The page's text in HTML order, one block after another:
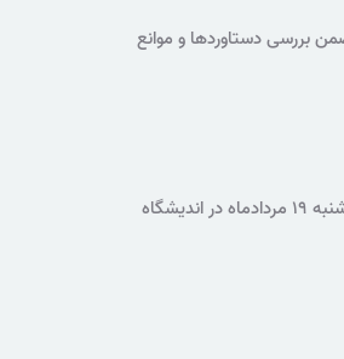
بررسی دستاوردها و موانع
چهارمین نشست از سلسله‌نشست‌های تخصصی «توسعه و امنیت آبی» با موضوع «طرح‌های انتقال آب از دریا و توسعه منطقه‌ای»، روز دوشنبه ۱۹ مردادماه در اندیشگاه